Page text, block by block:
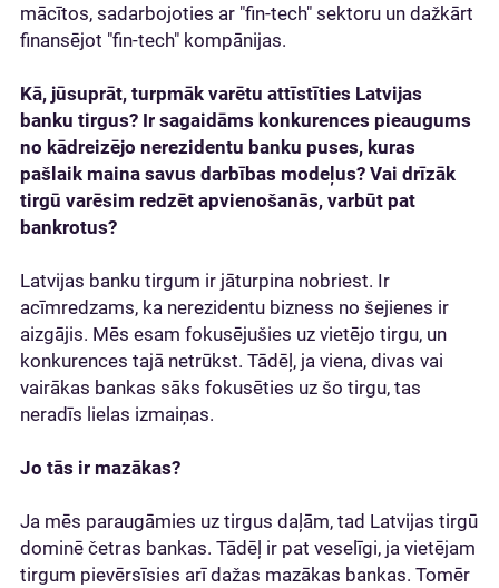
mācītos, sadarbojoties ar "fin-tech" sektoru un dažkārt
finansējot "fin-tech" kompānijas.
Kā, jūsuprāt, turpmāk varētu attīstīties Latvijas
banku tirgus? Ir sagaidāms konkurences pieaugums
no kādreizējo nerezidentu banku puses, kuras
pašlaik maina savus darbības modeļus? Vai drīzāk
tirgū varēsim redzēt apvienošanās, varbūt pat
bankrotus?
Latvijas banku tirgum ir jāturpina nobriest. Ir
acīmredzams, ka nerezidentu bizness no šejienes ir
aizgājis. Mēs esam fokusējušies uz vietējo tirgu, un
konkurences tajā netrūkst. Tādēļ, ja viena, divas vai
vairākas bankas sāks fokusēties uz šo tirgu, tas
neradīs lielas izmaiņas.
Jo tās ir mazākas?
Ja mēs paraugāmies uz tirgus daļām, tad Latvijas tirgū
dominē četras bankas. Tādēļ ir pat veselīgi, ja vietējam
tirgum pievērsīsies arī dažas mazākas bankas. Tomēr